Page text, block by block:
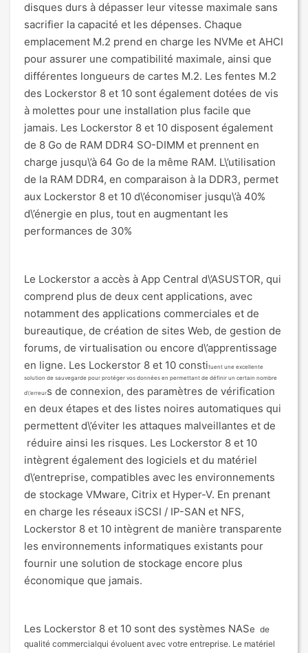
disques durs à dépasser leur vitesse maximale sans
sacrifier la capacité et les dépenses. Chaque
emplacement M.2 prend en charge les NVMe et AHCI
pour assurer une compatibilité maximale, ainsi que
différentes longueurs de cartes M.2. Les fentes M.2
des Lockerstor 8 et 10 sont également dotées de vis
à molettes pour une installation plus facile que
jamais. Les Lockerstor 8 et 10 disposent également
de 8 Go de RAM DDR4 SO-DIMM et prennent en
charge jusqu\’à 64 Go de la même RAM. L\’utilisation
de la RAM DDR4, en comparaison à la DDR3, permet
aux Lockerstor 8 et 10 d\’économiser jusqu\’à 40%
d\’énergie en plus, tout en augmentant les
performances de 30%
Le Lockerstor a accès à App Central d\’ASUSTOR, qui
comprend plus de deux cent applications, avec
notamment des applications commerciales et de
bureautique, de création de sites Web, de gestion de
forums, de virtualisation ou encore d\’apprentissage
en ligne. Les Lockerstor 8 et 10 constituent une excellente
solution de sauvegarde pour protéger vos données en permettant de définir un certain nombre
d\’erreurs de connexion, des paramètres de vérification
en deux étapes et des listes noires automatiques qui
permettent d\’éviter les attaques malveillantes et de
réduire ainsi les risques. Les Lockerstor 8 et 10
intègrent également des logiciels et du matériel
d\’entreprise, compatibles avec les environnements
de stockage VMware, Citrix et Hyper-V. En prenant
en charge les réseaux iSCSI / IP-SAN et NFS,
Lockerstor 8 et 10 intègrent de manière transparente
les environnements informatiques existants pour
fournir une solution de stockage encore plus
économique que jamais.
Les Lockerstor 8 et 10 sont des systèmes NASe de
qualité commercialqui évoluent avec votre entreprise. Le matériel